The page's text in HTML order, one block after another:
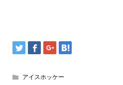
アイスホッケー